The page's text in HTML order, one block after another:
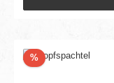
%Rabatt